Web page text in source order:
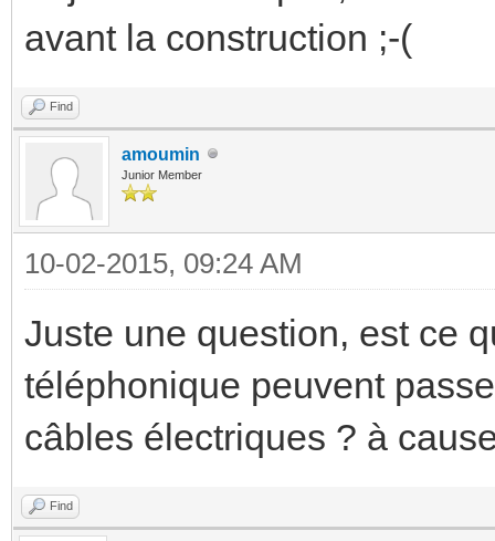
avant la construction ;-(
Find
amoumin
Junior Member
10-02-2015, 09:24 AM
Juste une question, est ce
téléphonique peuvent
câbles électriques ? à
Find